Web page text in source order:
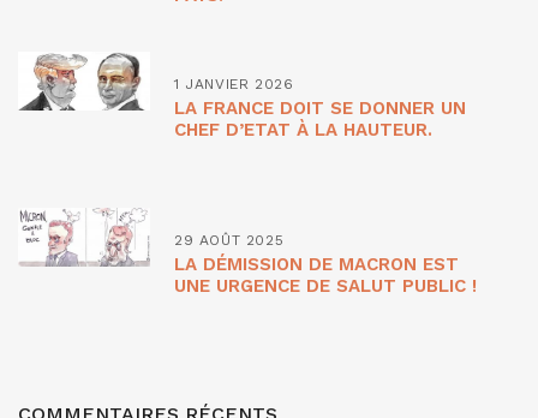
1 JANVIER 2026
LA FRANCE DOIT SE DONNER UN
CHEF D’ETAT À LA HAUTEUR.
29 AOÛT 2025
LA DÉMISSION DE MACRON EST
UNE URGENCE DE SALUT PUBLIC !
COMMENTAIRES RÉCENTS